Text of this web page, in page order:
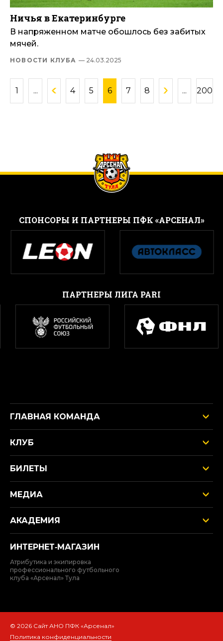
Ничья в Екатеринбурге
В напряженном матче обошлось без забитых
мячей.
НОВОСТИ КЛУБА — 24.03.2025
1 ... 4 5 6 7 8 ... 200
CПОНСОРЫ И ПАРТНЕРЫ ПФК «АРСЕНАЛ»
ПАРТНЕРЫ ЛИГА PARI
ГЛАВНАЯ КОМАНДА
КЛУБ
БИЛЕТЫ
МЕДИА
АКАДЕМИЯ
ИНТЕРНЕТ‑МАГАЗИН
Атрибутика и экипировка
профессионального футбольного
клуба «Арсенал» Тула
© 2026 Сайт АНО ПФК «Арсенал»
Политика конфиденциальности